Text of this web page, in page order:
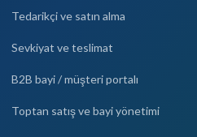
Tedarikçi ve satın alma
Sevkiyat ve teslimat
B2B bayi / müşteri portalı
Toptan satış ve bayi yönetimi